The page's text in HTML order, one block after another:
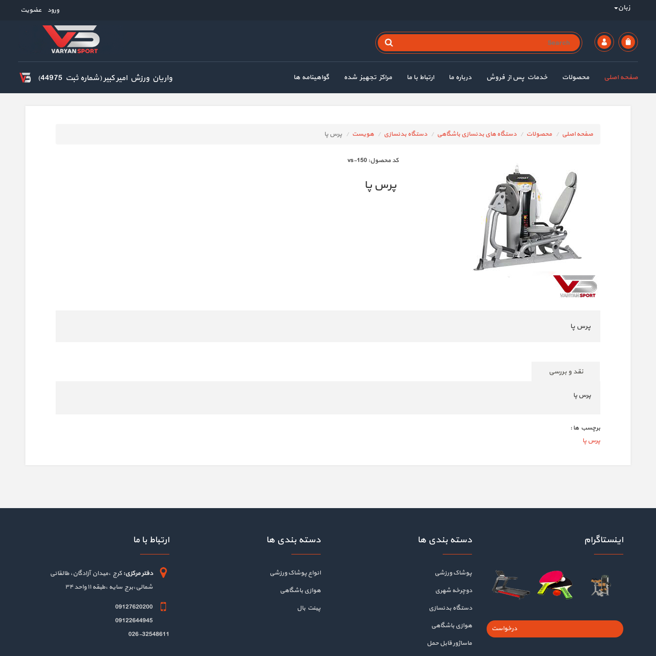
زبان ورود عضویت
صفحه اصلی محصولات خدمات پس از فروش درباره ما ارتباط با ما مراکز تجهیز شده گواهینامه ها واریان ورزش امیر کبیر (شماره ثبت 44975)
صفحه اصلی محصولات دستگاه های بدنسازی باشگاهی دستگاه بدنسازی هویست پرس پا
كد محصول: vs-150
پرس پا
پرس پا
نقد و بررسی
پرس پا
برچسب ها :
پرس پا
اینستاگرام
درخواست
دسته بندی ها
پوشاک ورزشی
دوچرخه شهری
دستگاه بدنسازی
هوازی باشگاهی
ماساژور قابل حمل
دسته بندی ها
انواع پوشاک ورزشی
هوازی باشگاهی
پینت بال
ارتباط با ما
دفتر مرکزی: کرج ،میدان آزادگان، طالقانی
شمالی،برج سایه ،طبقه ۱۱ واحد ۳۴
09127620200
09122644945
026-32548611